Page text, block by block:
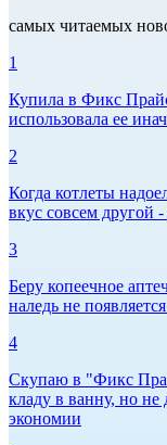
самых читаемых
1
Купила в Фикс
использовала ее
2
Когда котлеты
вкус совсем другой
3
Беру копеечное
наледь не
4
Скупаю в "Фикс
кладу в ванну, но не
экономии